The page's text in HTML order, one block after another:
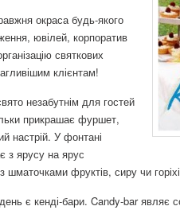
окраса будь-якого
ювілей, корпоратив
святкових
клієнтам!
незабутнім для гостей
прикрашає фуршет,
настрій. У фонтані
з ярусу на ярус
шматочками фруктів, сиру чи
є кенді-бари. Candy-bar являє